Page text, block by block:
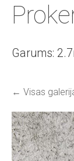
Garums:
Visas